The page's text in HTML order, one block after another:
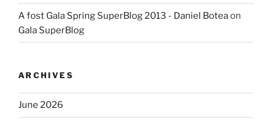
A fost Gala Spring SuperBlog 2013 - Daniel Boteaon
Gala SuperBlog
ARCHIVES
June 2026